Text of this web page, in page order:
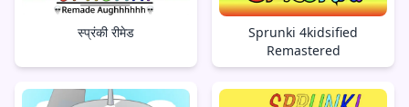
स्प्रंकी रीमेड
Sprunki 4kidsified
Remastered